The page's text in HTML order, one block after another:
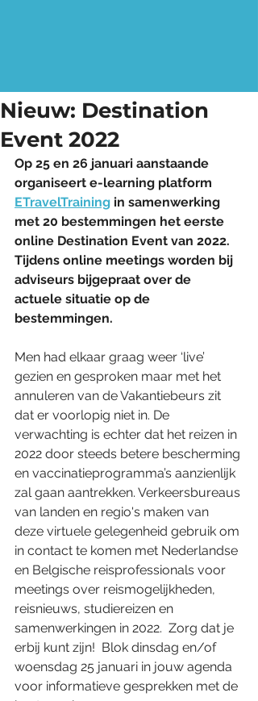
Nieuw: Destination
Event 2022
Op 25 en 26 januari aanstaande
organiseert e-learning platform
ETravelTraining in samenwerking
met 20 bestemmingen het eerste
online Destination Event van 2022.
Tijdens online meetings worden bij
adviseurs bijgepraat over de
actuele situatie op de
bestemmingen.
Men had elkaar graag weer ‘live’
gezien en gesproken maar met het
annuleren van de Vakantiebeurs zit
dat er voorlopig niet in. De
verwachting is echter dat het reizen in
2022 door steeds betere bescherming
en vaccinatieprogramma’s aanzienlijk
zal gaan aantrekken. Verkeersbureaus
van landen en regio's maken van
deze virtuele gelegenheid gebruik om
in contact te komen met Nederlandse
en Belgische reisprofessionals voor
meetings over reismogelijkheden,
reisnieuws, studiereizen en
samenwerkingen in 2022.  Zorg dat je
erbij kunt zijn!  Blok dinsdag en/of
woensdag 25 januari in jouw agenda
voor informatieve gesprekken met de